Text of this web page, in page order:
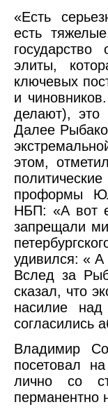
«Есть
есть
элиты,
ключевых
и
делают), это
Далее
этом,
проформы
НБП: «А вот
запрещали
удивился: « А
Вслед за
сказал, что
насилие
согласились
Владимир
посетовал
лично со
перманентно